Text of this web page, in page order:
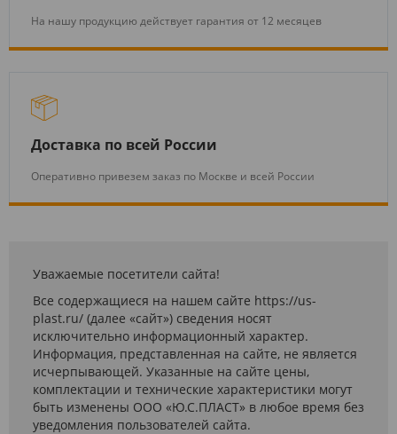
На нашу продукцию действует гарантия от 12 месяцев
Доставка по всей России
Оперативно привезем заказ по Москве и всей России
Уважаемые посетители сайта!
Все содержащиеся на нашем сайте https://us-
plast.ru/ (далее «сайт») сведения носят
исключительно информационный характер.
Информация, представленная на сайте, не является
исчерпывающей. Указанные на сайте цены,
комплектации и технические характеристики могут
быть изменены ООО «Ю.С.ПЛАСТ» в любое время без
уведомления пользователей сайта.